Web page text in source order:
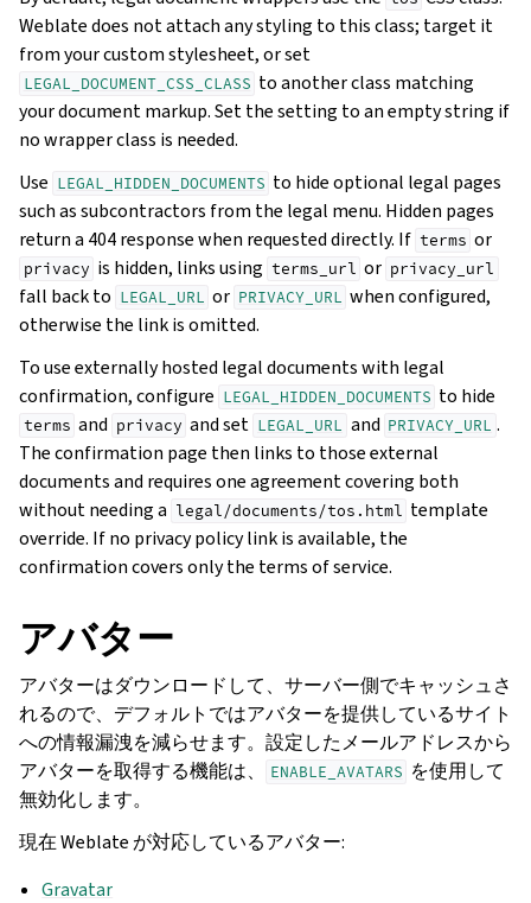
Weblate does not attach any styling to this class; target it
from your custom stylesheet, or set
LEGAL_DOCUMENT_CSS_CLASS to another class matching
your document markup. Set the setting to an empty string if
no wrapper class is needed.
Use LEGAL_HIDDEN_DOCUMENTS to hide optional legal pages
such as subcontractors from the legal menu. Hidden pages
return a 404 response when requested directly. If terms or
privacy is hidden, links using terms_url or privacy_url
fall back to LEGAL_URL or PRIVACY_URL when configured,
otherwise the link is omitted.
To use externally hosted legal documents with legal
confirmation, configure LEGAL_HIDDEN_DOCUMENTS to hide
terms and privacy and set LEGAL_URL and PRIVACY_URL .
The confirmation page then links to those external
documents and requires one agreement covering both
without needing a legal/documents/tos.html template
override. If no privacy policy link is available, the
confirmation covers only the terms of service.
アバター
アバターはダウンロードして、サーバー側でキャッシュさ
れるので、デフォルトではアバターを提供しているサイト
への情報漏洩を減らせます。設定したメールアドレスから
アバターを取得する機能は、
ENABLE_AVATARS を使用して
無効化します。
現在 Weblate が対応しているアバター:
Gravatar